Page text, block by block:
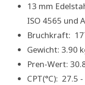
13 mm
ISO 4565 und
Bruchkraft:
Gewicht: 3.90
Pren-Wert:
CPT(°C): 27.5